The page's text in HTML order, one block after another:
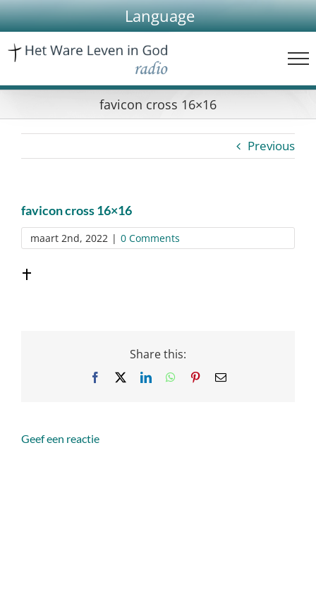
Skip
to
content
Language
favicon cross 16×16
Previous
favicon cross 16×16
maart 2nd, 2022 | 0 Comments
Share this:
Facebook LinkedInWhatsApp
PinterestEmail
Geef een reactie